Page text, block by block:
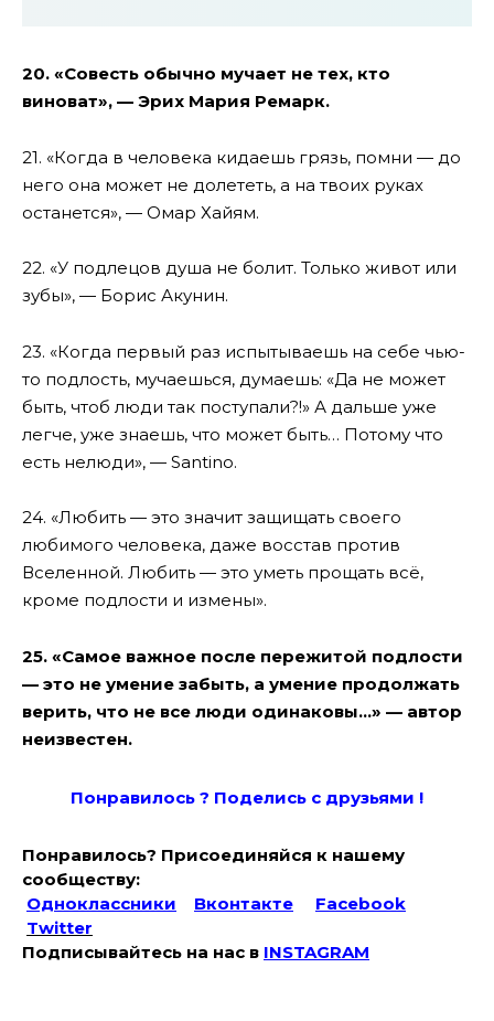
20. «Совесть обычно мучает не тех, кто
виноват», — Эрих Мария Ремарк.
21. «Когда в человека кидаешь грязь, помни — до
него она может не долететь, а на твоих руках
останется», — Омар Хайям.
22. «У подлецов душа не болит. Только живот или
зубы», — Борис Акунин.
23. «Когда первый раз испытываешь на себе чью-
то подлость, мучаешься, думаешь: «Да не может
быть, чтоб люди так поступали?!» А дальше уже
легче, уже знаешь, что может быть… Потому что
есть нелюди», — Santino.
24. «Любить — это значит защищать своего
любимого человека, даже восстав против
Вселенной. Любить — это уметь прощать всё,
кроме подлости и измены».
25. «Самое важное после пережитой подлости
— это не умение забыть, а умение продолжать
верить, что не все люди одинаковы…» — автор
неизвестен.
Понравилось ? Поделись с друзьями !
Понравилось? Присоединяйся к нашему
сообществу:
Одноклассники
Вконтакте
Facebook
Twitter
Подписывайтесь на наc в INSTAGRAM